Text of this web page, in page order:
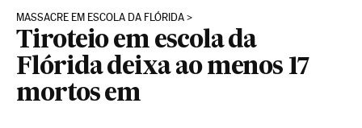
MASSACRE EM ESCOLA DA FLÓRIDA
Tiroteio em escola da
Flórida deixa ao menos 17
mortos em